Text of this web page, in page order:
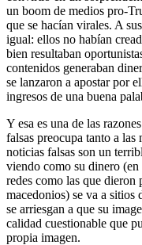
un boom de medios pro-
que se hacían virales. A
igual: ellos no habían
bien resultaban
contenidos generaban
se lanzaron a apostar por
ingresos de una buena
Y esa es una de las
falsas preocupa tanto a las
noticias falsas son un
viendo como su dinero
redes como las que
macedonios) se va a sitios
se arriesgan a que su
calidad cuestionable que
propia imagen.